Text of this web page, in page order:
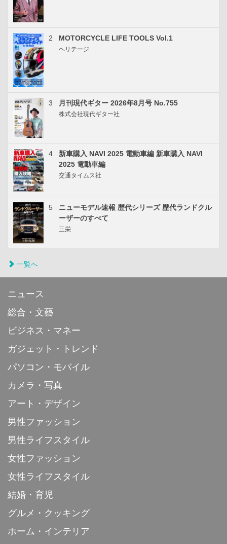
2 MOTORCYCLE LIFE TOOLS Vol.1
ヘリテージ
3 月刊現代ギター 2026年8月号 No.755
株式会社現代ギター社
4
新車購入 NAVI 2025 電動車編 新車購入 NAVI
2025 電動車編
交通タイムス社
5
ニューモデル速報 歴代シリーズ 歴代ランドクル
ーザーのすべて
三栄
一覧へ
ニュース
総合・文藝
ビジネス・マネー
ガジェット・トレンド
パソコン・モバイル
カメラ・写真
アート・デザイン
男性ファッション
男性ライフスタイル
女性ファッション
女性ライフスタイル
結婚・育児
グルメ・クッキング
ホーム・インテリア